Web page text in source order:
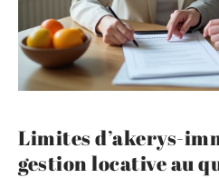
Limites d’akerys-
gestion locative au